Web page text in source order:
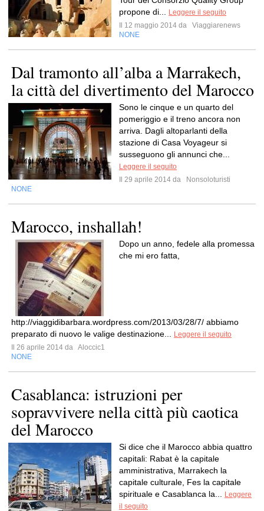
propone di...
Leggere il seguito
Il 12 maggio 2014 da
Viaggiarenews
NONE
Dal tramonto all’alba a Marrakech,
la città del divertimento del Marocco
Sono le cinque e un quarto del
pomeriggio e il treno ancora non
arriva. Dagli altoparlanti della
stazione di Casa Voyageur si
susseguono gli annunci che...
Leggere il seguito
Il 29 aprile 2014 da
Nonsoloturisti
NONE
Marocco, inshallah!
Dopo un anno, fedele alla promessa
che mi ero fatta,
http://viaggidibarbara.wordpress.com/2013/03/28/7/ abbiamo
preparato di nuovo le valige destinazione...
Leggere il seguito
Il 26 aprile 2014 da Aloccic1
NONE
Casablanca: istruzioni per
sopravvivere nella città più caotica
del Marocco
Si dice che il Marocco abbia quattro
capitali: Rabat è la capitale
amministrativa, Marrakech la
capitale culturale, Fes la capitale
spirituale e Casablanca la...
Leggere
il seguito